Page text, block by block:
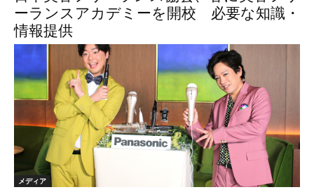
ーランスアカデミーを開校 必要な知識・
情報提供
メディア